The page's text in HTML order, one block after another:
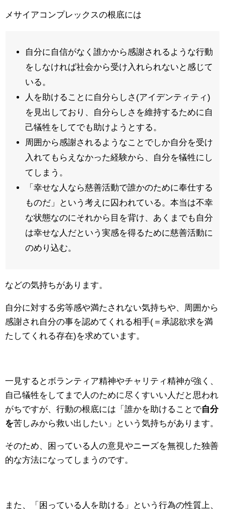
メサイアコンプレックスの根底には
自分に自信がなく誰かから感謝されるような行動
をしなければ社会から受け入れられないと感じて
いる。
人を助けることに自分らしさ(アイデンティティ)
を見出しており、自分らしさを維持するために自
己犠牲をしてでも助けようとする。
周囲から感謝されるようなことでしか自分を受け
入れてもらえなかった経験から、自分を犠牲にし
てしまう。
「幸せな人なら慈善活動で誰かのために奉仕する
ものだ」という考えに囚われている。本当は不幸
な状態なのにそれから目を背け、あくまでも自分
は幸せな人だという実感を得るために慈善活動に
のめり込む。
などの気持ちがあります。
自分に対する劣等感や満たされない気持ちや、周囲から
感謝され自分の事を認めてくれる相手(＝承認欲求を満
たしてくれる存在)を求めています。
一見するとボランティア精神やチャリティ精神が強く、
自己犠牲をしてまで人のために尽くすいい人だと思われ
がちですが、行動の根底には「誰かを助けることで自分
を苦しみから救い出したい」という気持ちがあります。
そのため、困っている人の意見やニーズを無視した独善
的な方法になってしまうのです。
また、「困っている人を助ける」という行為の性質上、